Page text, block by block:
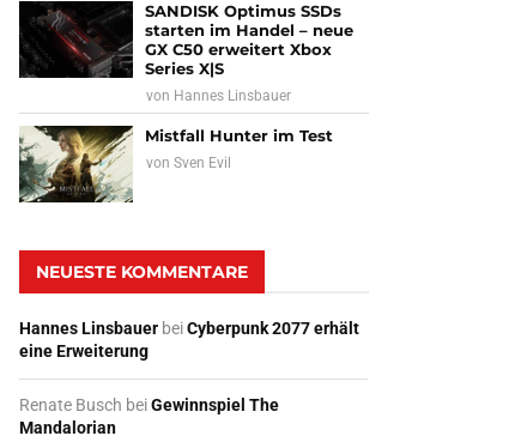
SANDISK Optimus SSDs
starten im Handel – neue
GX C50 erweitert Xbox
Series X|S
von Hannes Linsbauer
Mistfall Hunter im Test
vonSven Evil
NEUESTE KOMMENTARE
Hannes Linsbauer beiCyberpunk 2077 erhält
eine Erweiterung
Renate Busch beiGewinnspiel The
Mandalorian